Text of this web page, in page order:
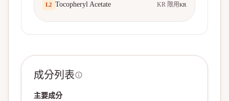
L2 Tocopheryl Acetate KR 限用KR
成分列表
主要成分